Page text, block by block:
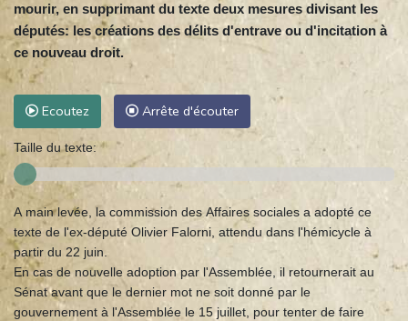
mourir, en supprimant du texte deux mesures divisant les
députés: les créations des délits d'entrave ou d'incitation à
ce nouveau droit.
Ecoutez Arrête d'écouter
Taille du texte:
A main levée, la commission des Affaires sociales a adopté ce
texte de l'ex-député Olivier Falorni, attendu dans l'hémicycle à
partir du 22 juin.
En cas de nouvelle adoption par l'Assemblée, il retournerait au
Sénat avant que le dernier mot ne soit donné par le
gouvernement à l'Assemblée le 15 juillet, pour tenter de faire